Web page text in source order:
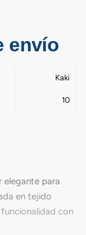
envío
Kaki
10
elegante para
en tejido
con